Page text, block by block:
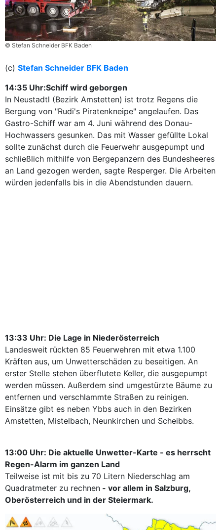
© Stefan Schneider BFK Baden
(c) Stefan Schneider BFK Baden
14:35 Uhr:Schiff wird geborgen
In Neustadtl (Bezirk Amstetten) ist trotz Regens die
Bergung von "Rudi's Piratenkneipe" angelaufen. Das
Gastro-Schiff war am 4. Juni während des Donau-
Hochwassers gesunken. Das mit Wasser gefüllte Lokal
sollte zunächst durch die Feuerwehr ausgepumpt und
schließlich mithilfe von Bergepanzern des Bundesheeres
an Land gezogen werden, sagte Resperger. Die Arbeiten
würden jedenfalls bis in die Abendstunden dauern.
13:33 Uhr: Die Lage in Niederösterreich
Landesweit rückten 85 Feuerwehren mit etwa 1.100
Kräften aus, um Unwetterschäden zu beseitigen. An
erster Stelle stehen überflutete Keller, die ausgepumpt
werden müssen. Außerdem sind umgestürzte Bäume zu
entfernen und verschlammte Straßen zu reinigen.
Einsätze gibt es neben Ybbs auch in den Bezirken
Amstetten, Mistelbach, Neunkirchen und Scheibbs.
13:00 Uhr: Die aktuelle Unwetter-Karte - es herrscht
Regen-Alarm im ganzen Land
Teilweise ist mit bis zu 70 Litern Niederschlag am
Quadratmeter zu rechnen - vor allem in Salzburg,
Oberösterreich und in der Steiermark.